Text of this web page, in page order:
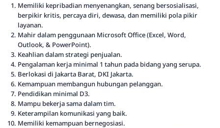
Memiliki kepribadian menyenangkan, senang bersosialisasi,
berpikir kritis, percaya diri, dewasa, dan memiliki pola pikir
layanan.
Mahir dalam penggunaan Microsoft Office (Excel, Word,
Outlook, & PowerPoint).
Keahlian dalam strategi penjualan.
Pengalaman kerja minimal 1 tahun pada bidang yang serupa.
Berlokasi di Jakarta Barat, DKI Jakarta.
Kemampuan membangun hubungan pelanggan.
Pendidikan minimal D3.
Mampu bekerja sama dalam tim.
Keterampilan komunikasi yang baik.
Memiliki kemampuan bernegosiasi.